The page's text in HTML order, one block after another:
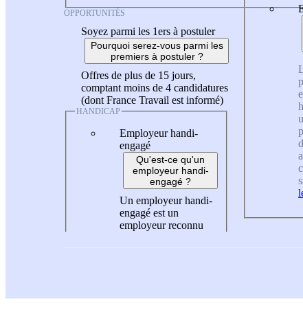
OPPORTUNITÉS
Soyez parmi les 1ers à postuler
Pourquoi serez-vous parmi les
premiers à postuler ?
Offres de plus de 15 jours,
comptant moins de 4 candidatures
(dont France Travail est informé)
HANDICAP
Employeur handi-
engagé
Qu'est-ce qu'un
employeur handi-
engagé ?
Un employeur handi-
engagé est un
employeur reconnu